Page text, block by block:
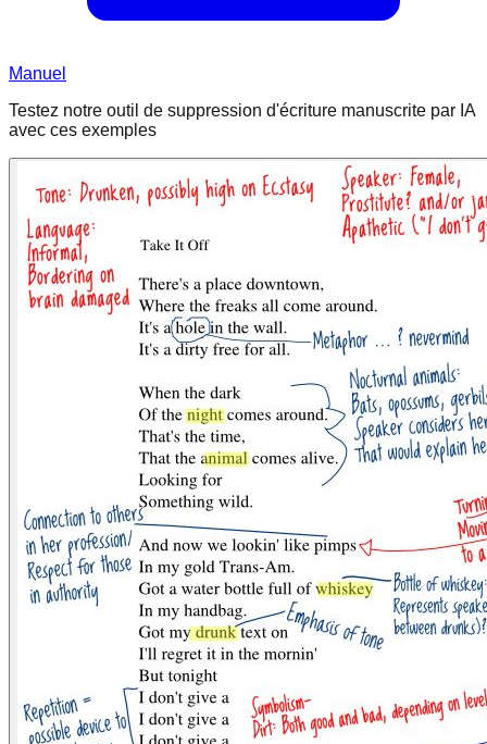
Manuel
Testez notre outil de suppression d'écriture manuscrite par IA
avec ces exemples